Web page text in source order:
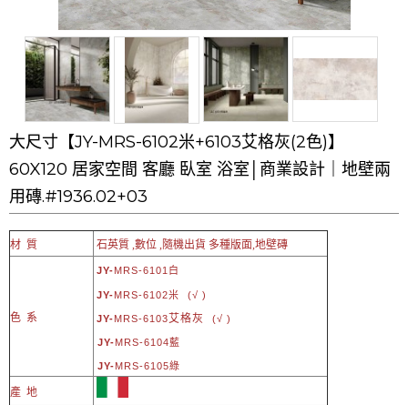
大尺寸【JY-MRS-6102米+6103艾格灰(2色)】
60X120 居家空間 客廳 臥室 浴室│商業設計｜地壁兩
用磚.#1936.02+03
材 質 石英質 ,數位 ,隨機出貨 多種版面,地壁磚
色 系
JY-MRS-6101白
JY-MRS-6102米 (√ )
JY-MRS-6103艾格灰 (√ )
JY-MRS-6104藍
JY-MRS-6105綠
產 地